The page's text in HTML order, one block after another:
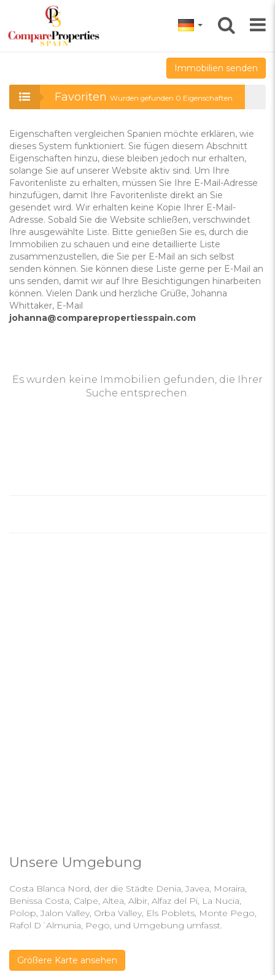
Immobilien senden
Favoriten Wurden gefunden 0 Eigenschaften
Eigenschaften vergleichen Spanien möchte erklären, wie
dieses System funktioniert. Sie fügen diesem Abschnitt
Eigenschaften hinzu, diese bleiben jedoch nur erhalten,
solange Sie auf unserer Website aktiv sind. Um Ihre
Favoritenliste zu erhalten, müssen Sie Ihre E-Mail-Adresse
hinzufügen, damit Ihre Favoritenliste direkt an Sie
gesendet wird. Wir erhalten keine Kopie Ihrer E-Mail-
Adresse. Sobald Sie die Website schließen, verschwindet
Ihre ausgewählte Liste. Bitte genießen Sie es, durch die
Immobilien zu schauen und eine detaillierte Liste
zusammenzustellen, die Sie per E-Mail an sich selbst
senden können. Sie können diese Liste gerne per E-Mail an
uns senden, damit wir auf Ihre Besichtigungen hinarbeiten
können. Vielen Dank und herzliche Grüße, Johanna
Whittaker, E-Mail
johanna@comparepropertiesspain.com
Es wurden keine Immobilien gefunden, die Ihrer
Suche entsprechen.
Unsere Umgebung
Costa Blanca Nord, der die Städte Denia, Javea, Moraira,
Benissa Costa, Calpe, Altea, Albir, Alfaz del Pi, La Nucia,
Polop, Jalon Valley, Orba Valley, Els Poblets, Monte Pego,
Rafol D´Almunia, Pego, und Umgebung umfasst.
Größere Karte ansehen